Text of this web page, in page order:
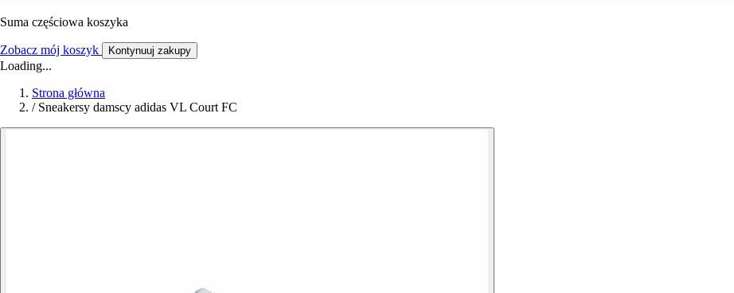
Suma częściowa koszyka
Zobacz mój koszyk Kontynuuj zakupy
Loading...
Strona główna
/ Sneakersy damscy adidas VL Court FC